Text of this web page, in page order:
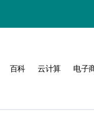
百科 云计算 电子